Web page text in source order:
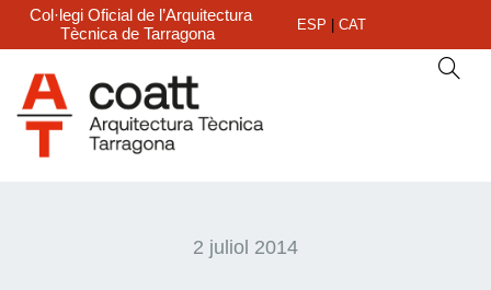
Col·legi Oficial de l’Arquitectura
Tècnica de Tarragona
ESP CAT
2 juliol 2014